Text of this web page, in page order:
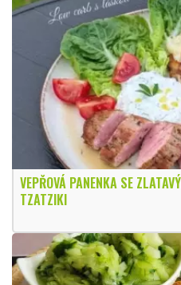
VEPŘOVÁ PANENKA SE
TZATZIKI